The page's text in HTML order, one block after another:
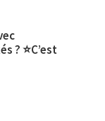
? ⭐C’est